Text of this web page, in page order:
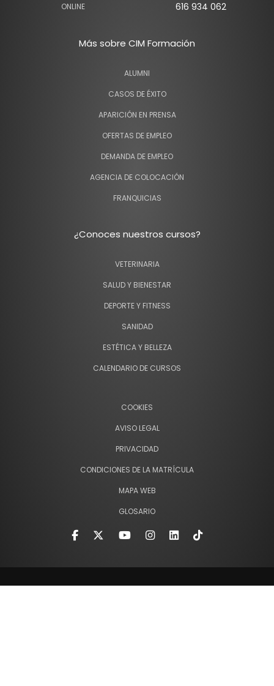
Más sobre CIM Formación
ALUMNI
CASOS DE ÉXITO
APARICIÓN EN PRENSA
OFERTAS DE EMPLEO
DEMANDA DE EMPLEO
AGENCIA DE COLOCACIÓN
FRANQUICIAS
¿Conoces nuestros cursos?
VETERINARIA
SALUD Y BIENESTAR
DEPORTE Y FITNESS
SANIDAD
ESTÉTICA Y BELLEZA
CALENDARIO DE CURSOS
ONLINE 616 934 062
COOKIES
AVISO LEGAL
PRIVACIDAD
CONDICIONES DE LA MATRÍCULA
MAPA WEB
GLOSARIO